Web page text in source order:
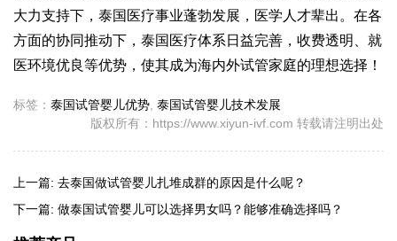
大力支持下，泰国医疗事业蓬勃发展，医学人才辈出。在各
方面的协同推动下，泰国医疗体系日益完善，收费透明、就
医环境优良等优势，使其成为海内外试管家庭的理想选择！
标签： 泰国试管婴儿优势, 泰国试管婴儿技术发展
版权所有：https://www.xiyun-ivf.com 转载请注明出处
上一篇: 去泰国做试管婴儿扎堆成群的原因是什么呢？
下一篇: 做泰国试管婴儿可以选择男女吗？能够准确选择吗？